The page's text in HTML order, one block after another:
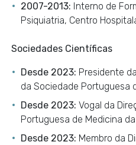
2007-2013: Interno de
Psiquiatria, Centro
Sociedades Científicas
Desde 2023: Presidente
da Sociedade Portuguesa
Desde 2023: Vogal da
Portuguesa de Medicina
Desde 2023: Membro da